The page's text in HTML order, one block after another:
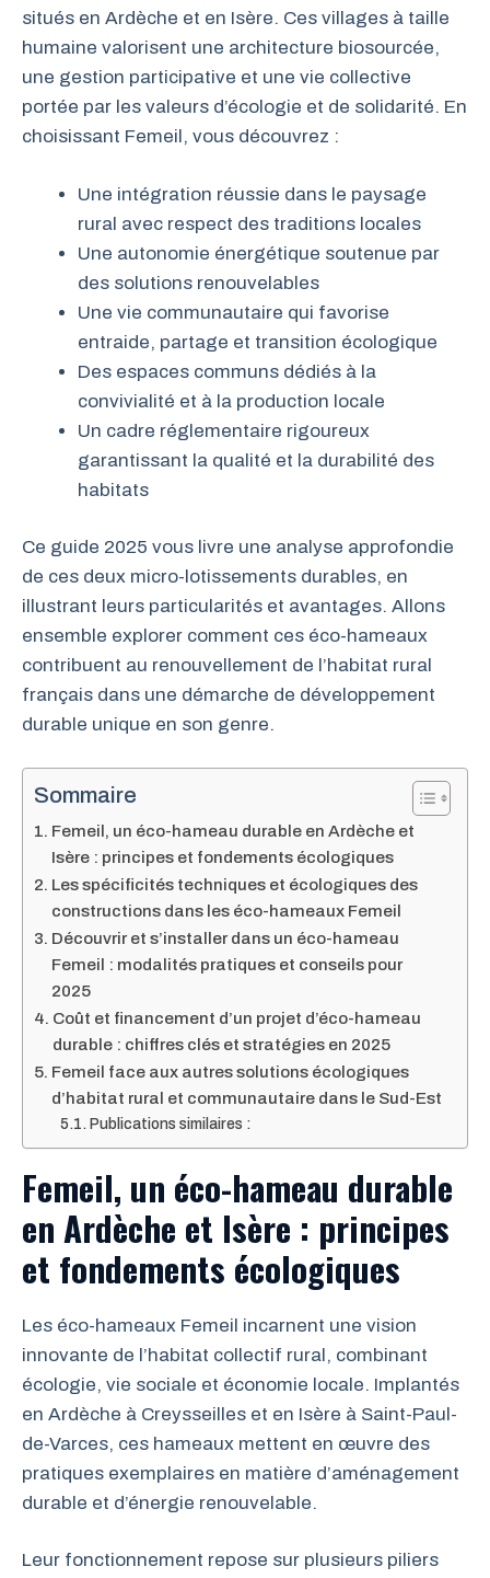
situés en Ardèche et en Isère. Ces villages à taille
humaine valorisent une architecture biosourcée,
une gestion participative et une vie collective
portée par les valeurs d’écologie et de solidarité. En
choisissant Femeil, vous découvrez :
Une intégration réussie dans le paysage
rural avec respect des traditions locales
Une autonomie énergétique soutenue par
des solutions renouvelables
Une vie communautaire qui favorise
entraide, partage et transition écologique
Des espaces communs dédiés à la
convivialité et à la production locale
Un cadre réglementaire rigoureux
garantissant la qualité et la durabilité des
habitats
Ce guide 2025 vous livre une analyse approfondie
de ces deux micro-lotissements durables, en
illustrant leurs particularités et avantages. Allons
ensemble explorer comment ces éco-hameaux
contribuent au renouvellement de l’habitat rural
français dans une démarche de développement
durable unique en son genre.
Sommaire
Femeil, un éco-hameau durable en Ardèche et
Isère : principes et fondements écologiques
Les spécificités techniques et écologiques des
constructions dans les éco-hameaux Femeil
Découvrir et s’installer dans un éco-hameau
Femeil : modalités pratiques et conseils pour
2025
Coût et financement d’un projet d’éco-hameau
durable : chiffres clés et stratégies en 2025
Femeil face aux autres solutions écologiques
d’habitat rural et communautaire dans le Sud-Est
Publications similaires :
Femeil, un éco-hameau durable
en Ardèche et Isère : principes
et fondements écologiques
Les éco-hameaux Femeil incarnent une vision
innovante de l’habitat collectif rural, combinant
écologie, vie sociale et économie locale. Implantés
en Ardèche à Creysseilles et en Isère à Saint-Paul-
de-Varces, ces hameaux mettent en œuvre des
pratiques exemplaires en matière d’aménagement
durable et d’énergie renouvelable.
Leur fonctionnement repose sur plusieurs piliers